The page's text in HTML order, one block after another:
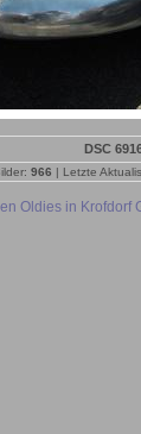
DSC
966 | Letzte
Oldies in Krofdorf